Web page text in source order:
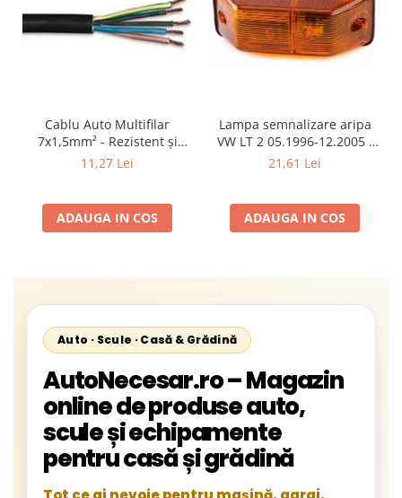
Cablu Auto Multifilar
7x1,5mm² - Rezistent și
Flexibil pentru Remorci 12V-
11,27 Lei
ADAUGA IN COS
Lampa semnalizare aripa
VW LT 2 05.1996-12.2005 ;
Mercedes Sprinter 1995-
Neoplan Euroliner,
Starliner,Centroliner,
21,61 Lei
ADAUGA IN COS
Auto · Scule · Casă & Grădină
AutoNecesar.ro – Magazin
online de produse auto,
scule și echipamente
pentru casă și grădină